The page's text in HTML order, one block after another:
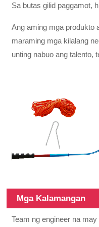
Sa butas gilid paggamot,
Ang aming mga produkto
maraming mga kilalang
unting nabuo ang talento,
Mga Kalamangan
Team ng engineer na